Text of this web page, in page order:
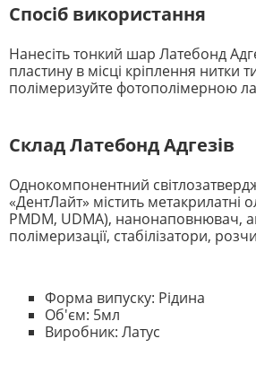
Спосіб використання
Нанесіть тонкий шар Латебонд
пластину в місці кріплення нитки
полімеризуйте фотополімерною
Склад Латебонд Адгезів
Однокомпонентний
«ДентЛайт» містить метакрилатні
PMDM, UDMA), нанонаповнювач,
полімеризації, стабілізатори,
Форма випуску: Рідина
Об'єм: 5мл
Виробник: Латус